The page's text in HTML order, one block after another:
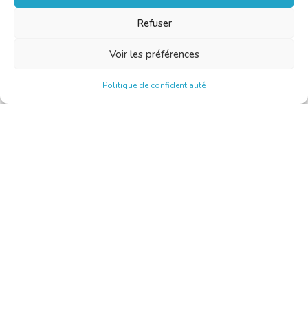
Refuser
Voir les préférences
Politique de confidentialité